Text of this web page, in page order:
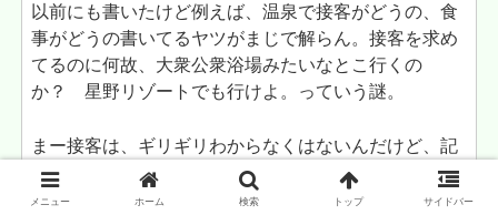
以前にも書いたけど例えば、温泉で接客がどうの、食
事がどうの書いてるヤツがまじで解らん。接客を求め
てるのに何故、大衆公衆浴場みたいなとこ行くの
か？ 星野リゾートでも行けよ。っていう謎。
まー接客は、ギリギリわからなくはないんだけど、記
念日で来ましたぁどうのこうの、車中泊で回ってます
ぅどうのこうのとかが、マジで意味不明。
メニュー ホーム 検索 トップ サイドバー